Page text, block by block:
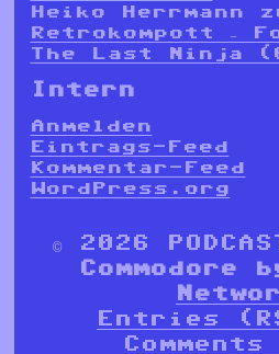
Heiko Herrmann
Retrokompott –
The Last Ninja
Intern
Anmelden
Eintrags-Feed
Kommentar-Feed
WordPress.org
© 2026
Commodore
Entries
Comments